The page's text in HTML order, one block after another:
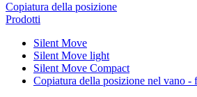
Copiatura della posizione
Prodotti
Silent Move
Silent Move light
Silent Move Compact
Copiatura della posizione nel vano -